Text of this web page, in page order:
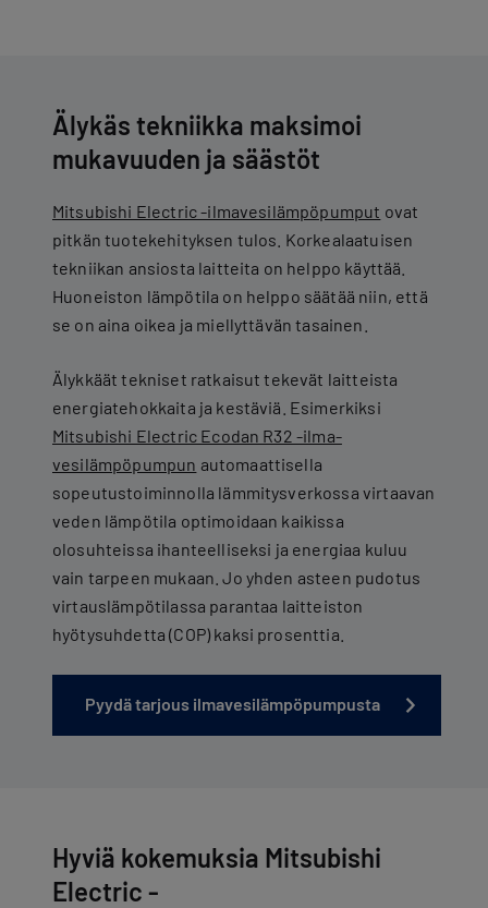
Älykäs tekniikka maksimoi
mukavuuden ja säästöt
Mitsubishi Electric -ilmavesilämpöpumput ovat
pitkän tuotekehityksen tulos. Korkealaatuisen
tekniikan ansiosta laitteita on helppo käyttää.
Huoneiston lämpötila on helppo säätää niin, että
se on aina oikea ja miellyttävän tasainen.
Älykkäät tekniset ratkaisut tekevät laitteista
energiatehokkaita ja kestäviä. Esimerkiksi
Mitsubishi Electric Ecodan R32 -ilma-
vesilämpöpumpun automaattisella
sopeutustoiminnolla lämmitysverkossa virtaavan
veden lämpötila optimoidaan kaikissa
olosuhteissa ihanteelliseksi ja energiaa kuluu
vain tarpeen mukaan. Jo yhden asteen pudotus
virtauslämpötilassa parantaa laitteiston
hyötysuhdetta (COP) kaksi prosenttia.
Pyydä tarjous ilmavesilämpöpumpusta
Hyviä kokemuksia Mitsubishi
Electric -